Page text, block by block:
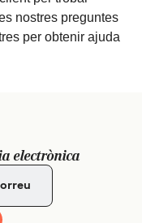
nostres preguntes
per obtenir ajuda
electrònica